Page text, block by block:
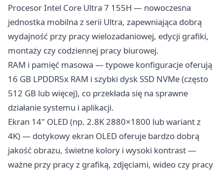
Procesor Intel Core Ultra 7 155H — nowoczesna
jednostka mobilna z serii Ultra, zapewniająca dobrą
wydajność przy pracy wielozadaniowej, edycji grafiki,
montaży czy codziennej pracy biurowej.
RAM i pamięć masowa — typowe konfiguracje oferują
16 GB LPDDR5x RAM i szybki dysk SSD NVMe (często
512 GB lub więcej), co przekłada się na sprawne
działanie systemu i aplikacji.
Ekran 14" OLED (np. 2.8K 2880×1800 lub wariant z
4K) — dotykowy ekran OLED oferuje bardzo dobrą
jakość obrazu, świetne kolory i wysoki kontrast —
ważne przy pracy z grafiką, zdjęciami, wideo czy pracy